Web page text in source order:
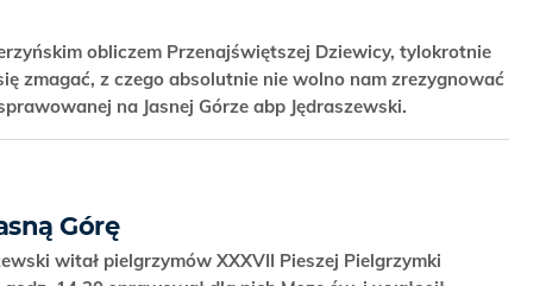
obliczem Przenajświętszej Dziewicy, tylokrotnie
zmagać, z czego absolutnie nie wolno nam zrezygnować
na Jasnej Górze abp Jędraszewski.
Górę
witał pielgrzymów XXXVII Pieszej Pielgrzymki